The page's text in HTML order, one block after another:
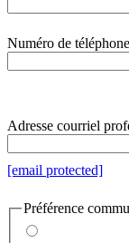
Numéro de téléphone
Adresse courriel
[email protected]
Préférence